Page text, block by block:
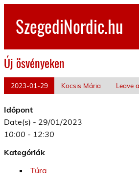
Skip
contentSzegediNordic.hu
Új ösvényeken
2023-01-29 Kocsis Mária Leave
Időpont
Date(s) - 29/01/2023
10:00 - 12:30
Kategóriák
Túra